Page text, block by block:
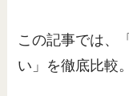
この記事では、
い」を徹底比較。